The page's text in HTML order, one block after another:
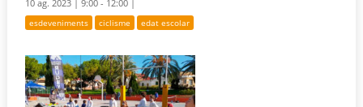
10 ag. 2023 |9:00 - 12:00 |
esdeveniments ciclisme edat escolar